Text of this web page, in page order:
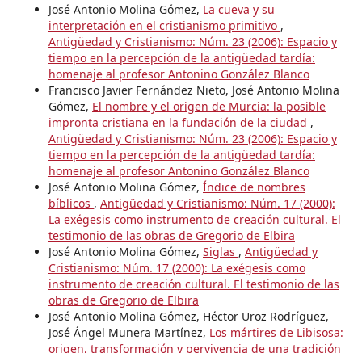
José Antonio Molina Gómez, La cueva y su
interpretación en el cristianismo primitivo ,
Antigüedad y Cristianismo: Núm. 23 (2006): Espacio y
tiempo en la percepción de la antigüedad tardía:
homenaje al profesor Antonino González Blanco
Francisco Javier Fernández Nieto, José Antonio Molina
Gómez, El nombre y el origen de Murcia: la posible
impronta cristiana en la fundación de la ciudad ,
Antigüedad y Cristianismo: Núm. 23 (2006): Espacio y
tiempo en la percepción de la antigüedad tardía:
homenaje al profesor Antonino González Blanco
José Antonio Molina Gómez, Índice de nombres
bíblicos , Antigüedad y Cristianismo: Núm. 17 (2000):
La exégesis como instrumento de creación cultural. El
testimonio de las obras de Gregorio de Elbira
José Antonio Molina Gómez, Siglas , Antigüedad y
Cristianismo: Núm. 17 (2000): La exégesis como
instrumento de creación cultural. El testimonio de las
obras de Gregorio de Elbira
José Antonio Molina Gómez, Héctor Uroz Rodríguez,
José Ángel Munera Martínez, Los mártires de Libisosa:
origen, transformación y pervivencia de una tradición